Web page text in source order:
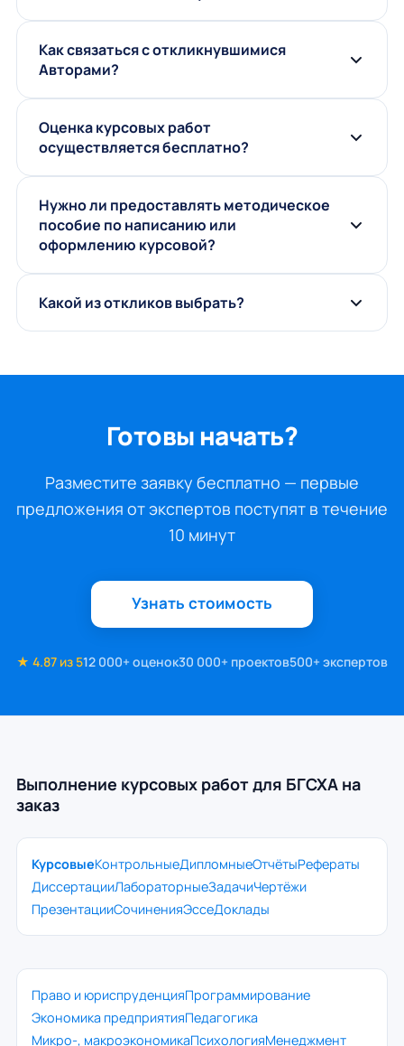
Как связаться с откликнувшимися
Авторами?
Оценка курсовых работ
осуществляется бесплатно?
Нужно ли предоставлять методическое
пособие по написанию или
оформлению курсовой?
Какой из откликов выбрать?
Готовы начать?
Разместите заявку бесплатно — первые
предложения от экспертов поступят в течение
10 минут
Узнать стоимость
★ 4.87 из 512 000+ оценок30 000+ проектов500+ экспертов
Выполнение курсовых работ для БГСХА на
заказ
КурсовыеКонтрольныеДипломныеОтчётыРефераты
ДиссертацииЛабораторныеЗадачиЧертёжи
ПрезентацииСочиненияЭссеДоклады
Право и юриспруденцияПрограммирование
Экономика предприятияПедагогика
Микро-, макроэкономикаПсихологияМенеджмент